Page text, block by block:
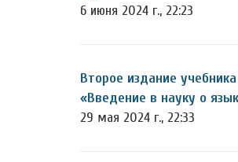
6 июня 2024 г., 22:23
Второе издание учебника
«Введение в науку о
29 мая 2024 г., 22:33